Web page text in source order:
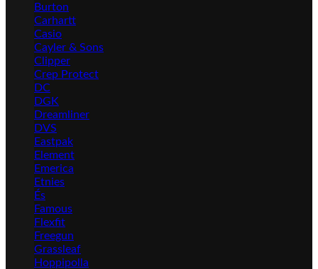
Burton
Carhartt
Casio
Cayler & Sons
Clipper
Crep Protect
DC
DGK
Dreamliner
DVS
Eastpak
Element
Emerica
Etnies
És
Famous
Flexfit
Freegun
Grassleaf
Hoppipolla